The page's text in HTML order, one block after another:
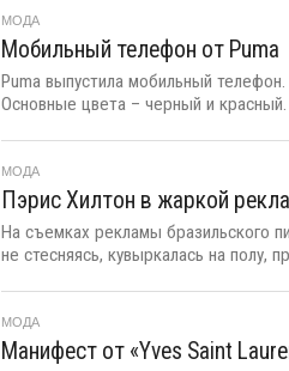
МОДА
Мобильный телефон от Puma
Puma выпустила мобильный
Основные цвета – черный и
МОДА
Пэрис Хилтон в жаркой
На съемках рекламы бразильского
не стесняясь, кувыркалась на полу,
МОДА
Манифест от «Yves Saint